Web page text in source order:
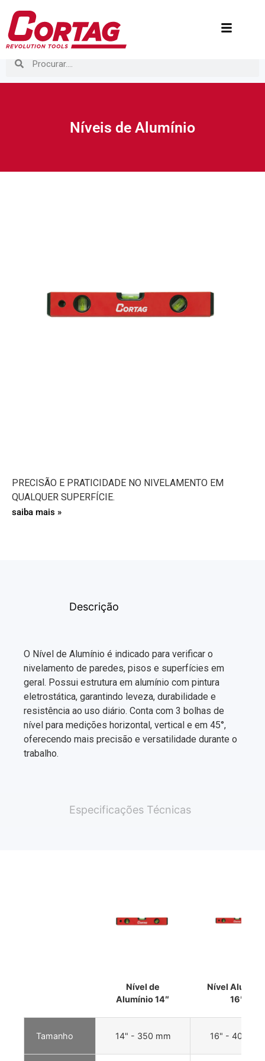
Níveis de Alumínio
PRECISÃO E PRATICIDADE NO NIVELAMENTO EM
QUALQUER SUPERFÍCIE.
saiba mais »
Descrição
Especificações Técnicas
O Nível de Alumínio é indicado para verificar o
nivelamento de paredes, pisos e superfícies em
geral. Possui estrutura em alumínio com pintura
eletrostática, garantindo leveza, durabilidade e
resistência ao uso diário. Conta com 3 bolhas de
nível para medições horizontal, vertical e em 45°,
oferecendo mais precisão e versatilidade durante o
trabalho.
Nível de
Alumínio 14″
Nível
16″
Tamanho 14" - 350 mm 16" - 400 mm